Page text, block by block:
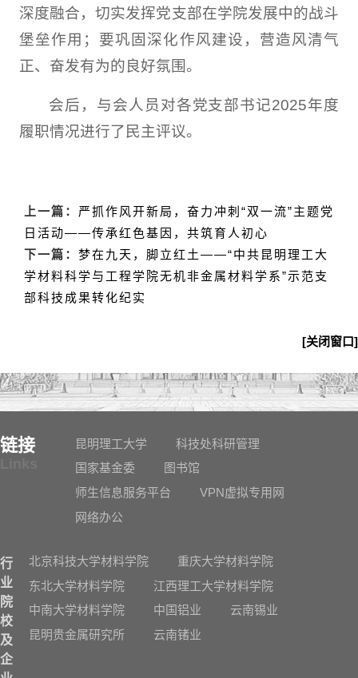
深度融合，切实发挥党支部在学院发展中的战斗
堡垒作用；要巩固深化作风建设，营造风清气
正、奋发有为的良好氛围。
会后，与会人员对各党支部书记2025年度
履职情况进行了民主评议。
上一篇： 严抓作风开新局，奋力冲刺“双一流”主题党
日活动——传承红色基因，共筑育人初心
下一篇： 梦在九天，脚立红土——“中共昆明理工大
学材料科学与工程学院无机非金属材料学系”示范支
部科技成果转化纪实
[关闭窗口]
链接 昆明理工大学
科技处科研管理
国家基金委
图书馆
师生信息服务平台
VPN虚拟专用网
网络办公
行
业
院
校
及
企
北京科技大学材料学院
重庆大学材料学院
东北大学材料学院
江西理工大学材料学院
中南大学材料学院
中国铝业
云南锡业
昆明贵金属研究所
云南锗业